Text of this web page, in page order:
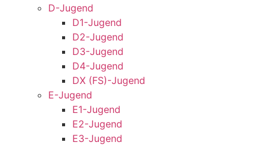
D-Jugend
D1-Jugend
D2-Jugend
D3-Jugend
D4-Jugend
DX (FS)-Jugend
E-Jugend
E1-Jugend
E2-Jugend
E3-Jugend